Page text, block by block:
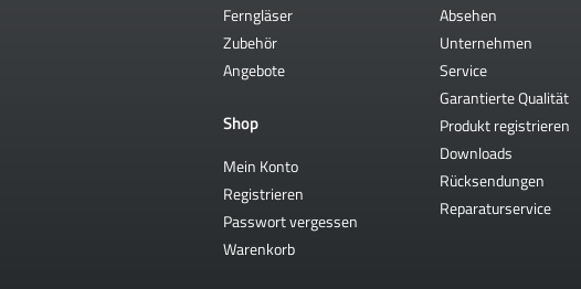
Ferngläser
Zubehör
Angebote
Shop
Mein Konto
Registrieren
Passwort vergessen
Warenkorb
Absehen
Unternehmen
Service
Garantierte Qualität
Produkt registrieren
Downloads
Rücksendungen
Reparaturservice